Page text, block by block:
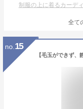
制服の上に着るカーデ
全て
no. 15